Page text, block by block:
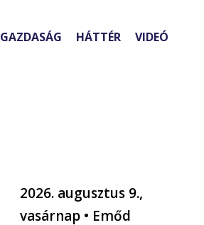
GAZDASÁG HÁTTÉR VIDEÓ
2026. augusztus 9.,
vasárnap • Emőd